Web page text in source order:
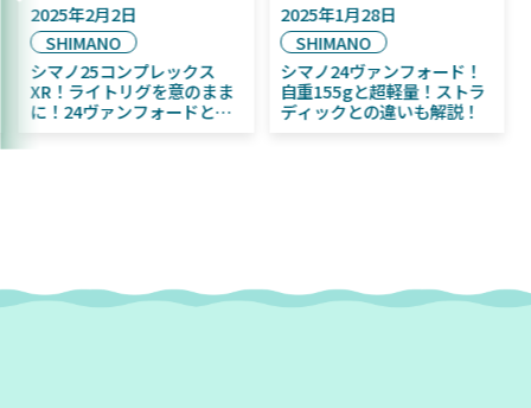
2025年9月16日
DAIWA
2025年11月発売予定！
DAIWA ふく魚／ちびふく魚
はビッグベイト初心者にお
2025年2月2日
SHIMANO
シマノ25コンプレックス
XR！ライトリグを意のまま
に！24ヴァンフォードとの